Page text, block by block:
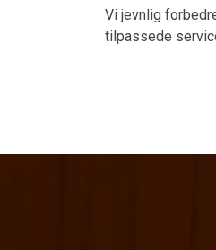
Vi jevnlig
tilpassede